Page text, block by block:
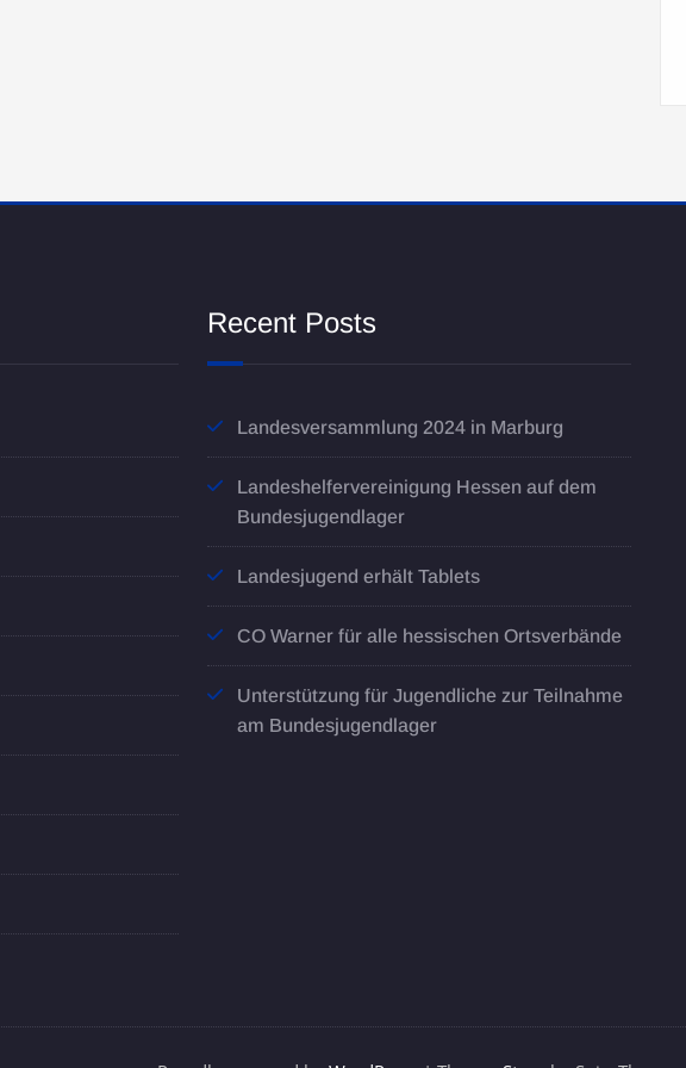
Recent Posts
Landesversammlung 2024 in Marburg
Landeshelfervereinigung Hessen auf dem
Bundesjugendlager
Landesjugend erhält Tablets
CO Warner für alle hessischen Ortsverbände
Unterstützung für Jugendliche zur Teilnahme
am Bundesjugendlager